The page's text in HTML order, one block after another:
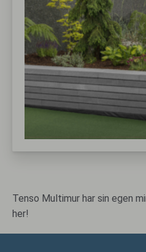
Tenso Multimur har sin egen
her!